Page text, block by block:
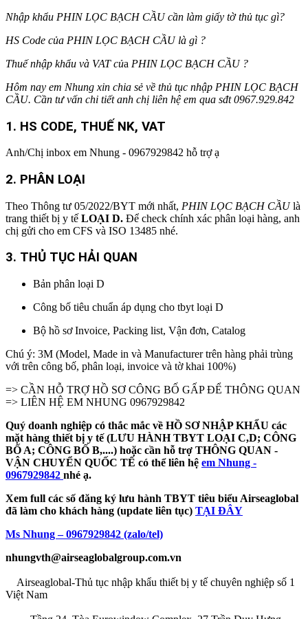
Nhập khẩu PHIN LỌC BẠCH CẦU cần làm giấy tờ thủ tục gì?
HS Code của PHIN LỌC BẠCH CẦU là gì ?
Thuế nhập khẩu và VAT của PHIN LỌC BẠCH CẦU?
Hôm nay em Nhung xin chia sẻ về thủ tục nhập PHIN LỌC BẠCH
CẦU. Cần tư vấn chi tiết anh chị liên hệ em qua sđt 0967.929.842
1. HS CODE, THUẾ NK, VAT
Anh/Chị inbox em Nhung - 0967929842 hỗ trợ ạ
2. PHÂN LOẠI
Theo Thông tư 05/2022/BYT mới nhất, PHIN LỌC BẠCH CẦU là
trang thiết bị y tế LOẠI D. Để check chính xác phân loại hàng, anh
chị gửi cho em CFS và ISO 13485 nhé.
3. THỦ TỤC HẢI QUAN
Bản phân loại D
Công bố tiêu chuẩn áp dụng cho tbyt loại D
Bộ hồ sơ Invoice, Packing list, Vận đơn, Catalog
Chú ý: 3M (Model, Made in và Manufacturer trên hàng phải trùng
với trên công bố, phân loại, invoice và tờ khai 100%)
=> CẦN HỖ TRỢ HỒ SƠ CÔNG BỐ GẤP ĐỂ THÔNG QUAN
=> LIÊN HỆ EM NHUNG 0967929842
Quý doanh nghiệp có thắc mắc về HỒ SƠ NHẬP KHẨU các
mặt hàng thiết bị y tế (LƯU HÀNH TBYT LOẠI C,D; CÔNG
BỐ A; CÔNG BỐ B,....) hoặc cần hỗ trợ THÔNG QUAN -
VẬN CHUYỂN QUỐC TẾ có thể liên hệ em Nhung -
0967929842 nhé ạ.
Xem full các số đăng ký lưu hành TBYT tiêu biểu Airseaglobal
đã làm cho khách hàng (update liên tục) TẠI ĐÂY
Ms Nhung – 0967929842 (zalo/tel)
nhungvth@airseaglobalgroup.com.vn
Airseaglobal-Thủ tục nhập khẩu thiết bị y tế chuyên nghiệp số 1
Việt Nam